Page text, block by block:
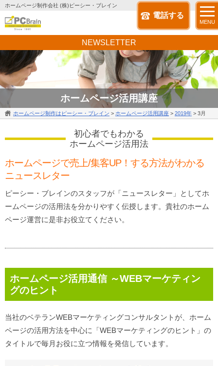
ホームページ制作会社 (株)ピーシー・ブレイン
電話する
MENU
ホームページ活用講座
NEWSLETTER
ホームページ制作はピーシー・ブレイン > ホームページ活用講座 > 2019年 > 3月
初心者でもわかる
ホームページ活用法
ホームページで売上/集客UP！する方法がわかる
ニュースレター
ピーシー・ブレインのスタッフが「ニュースレター」としてホ
ームページの活用法を分かりやすく伝授します。貴社のホーム
ページ運営に是非お役立てください。
ホームページ活用通信 ～WEBマーケティン
グのヒント
当社のベテランWEBマーケティングコンサルタントが、ホーム
ページの活用方法を中心に「WEBマーケティングのヒント」の
タイトルで毎月お役に立つ情報を発信しています。